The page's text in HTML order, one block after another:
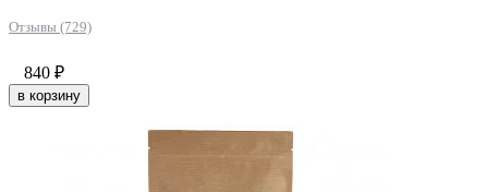
Отзывы (729)
840 ₽
в корзину